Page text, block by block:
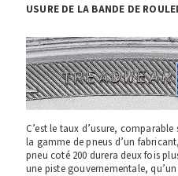
USURE DE LA BANDE DE
C’est le taux d’usure,
la gamme de pneus d’un
pneu coté 200 durera deux fois
une piste gouvernementale,